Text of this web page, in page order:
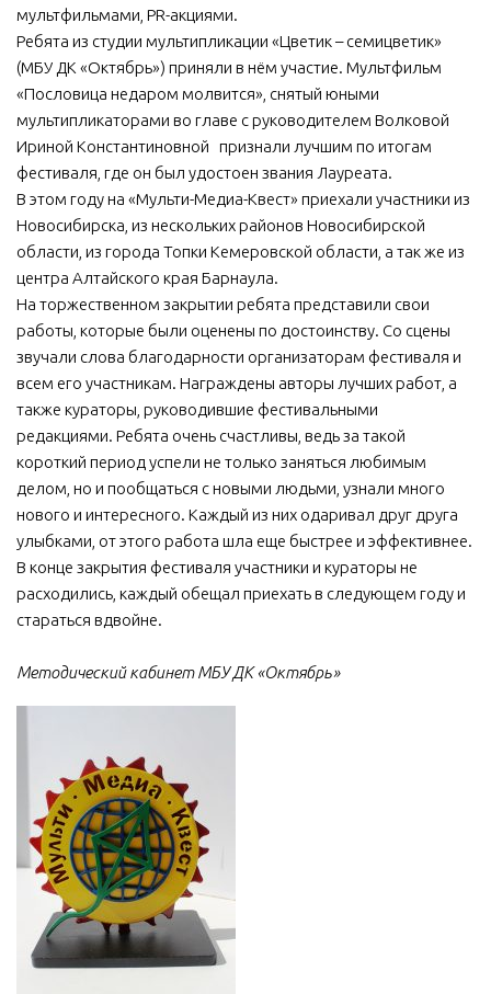
МБУ Дом культуры «Октябрь»
МБОУ ДО «Детская школа искусств»
МБОУ ДО «Детская музыкальная школа»
МБУК «Искитимский городской историко-художественный
музей»
МБУ Парк культуры и отдыха им. И.В. Коротеева
МБУК «Централизованная библиотечная система»
ДК «Россия»
Афиша
Независимая оценка качества
Контакты
мультфильмами, PR-акциями.
Ребята из студии мультипликации «Цветик – семицветик»
(МБУ ДК «Октябрь») приняли в нём участие. Мультфильм
«Пословица недаром молвится», снятый юными
мультипликаторами во главе с руководителем Волковой
Ириной Константиновной признали лучшим по итогам
фестиваля, где он был удостоен звания Лауреата.
В этом году на «Мульти-Медиа-Квест» приехали участники из
Новосибирска, из нескольких районов Новосибирской
области, из города Топки Кемеровской области, а так же из
центра Алтайского края Барнаула.
На торжественном закрытии ребята представили свои
работы, которые были оценены по достоинству. Со сцены
звучали слова благодарности организаторам фестиваля и
всем его участникам. Награждены авторы лучших работ, а
также кураторы, руководившие фестивальными
редакциями. Ребята очень счастливы, ведь за такой
короткий период успели не только заняться любимым
делом, но и пообщаться с новыми людьми, узнали много
нового и интересного. Каждый из них одаривал друг друга
улыбками, от этого работа шла еще быстрее и эффективнее.
В конце закрытия фестиваля участники и кураторы не
расходились, каждый обещал приехать в следующем году и
стараться вдвойне.
Методический кабинет МБУ ДК «Октябрь»